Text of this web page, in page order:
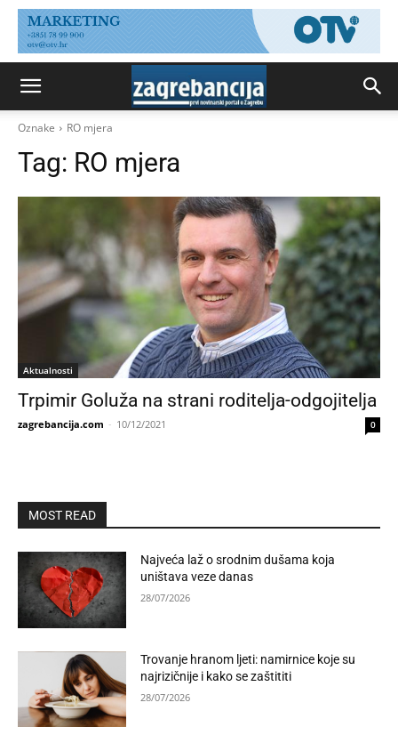
Oznake RO mjera
Tag: RO mjera
Aktualnosti
Trpimir Goluža na strani roditelja-odgojitelja
zagrebancija.com - 10/12/2021 0
MOST READ
Najveća laž o srodnim dušama koja
uništava veze danas
28/07/2026
Trovanje hranom ljeti: namirnice koje su
najrizičnije i kako se zaštititi
28/07/2026